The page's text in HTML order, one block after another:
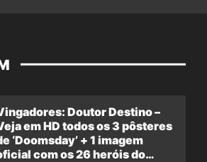
Doutor Destino –
em HD todos os 3 pôsteres
‘Doomsday’ + 1 imagem
com os 26 heróis do